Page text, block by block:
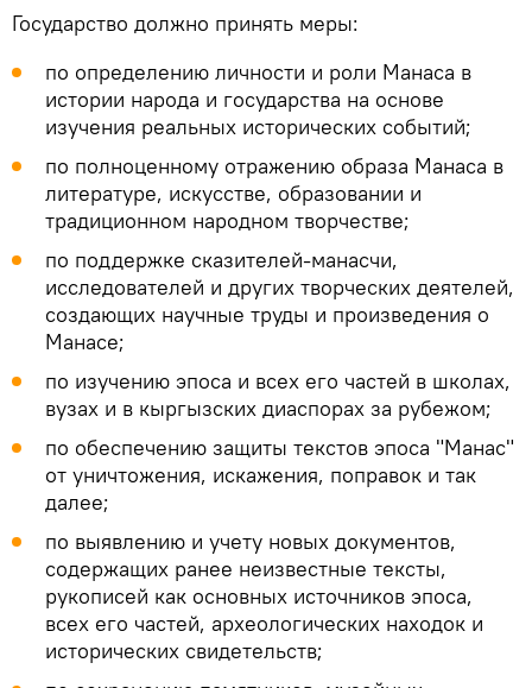
Государство должно принять меры:
по определению личности и роли Манаса в
истории народа и государства на основе
изучения реальных исторических событий;
по полноценному отражению образа Манаса в
литературе, искусстве, образовании и
традиционном народном творчестве;
по поддержке сказителей-манасчи,
исследователей и других творческих деятелей,
создающих научные труды и произведения о
Манасе;
по изучению эпоса и всех его частей в школах,
вузах и в кыргызских диаспорах за рубежом;
по обеспечению защиты текстов эпоса "Манас"
от уничтожения, искажения, поправок и так
далее;
по выявлению и учету новых документов,
содержащих ранее неизвестные тексты,
рукописей как основных источников эпоса,
всех его частей, археологических находок и
исторических свидетельств;